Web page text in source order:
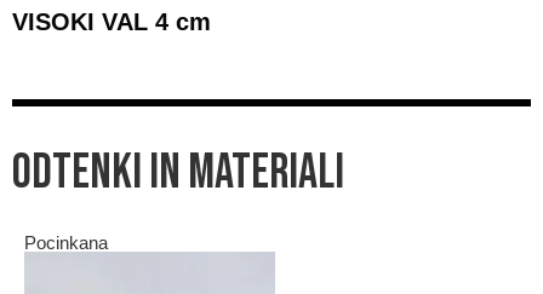
VISOKI VAL 4 cm
ODTENKI IN MATERIALI
Pocinkana